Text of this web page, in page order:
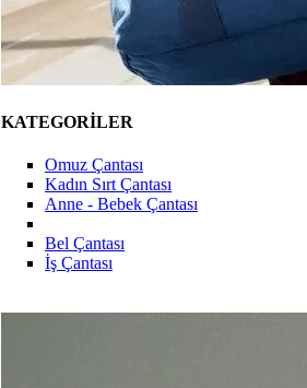
KATEGORİLER
Omuz Çantası
Kadın Sırt Çantası
Anne - Bebek Çantası
Bel Çantası
İş Çantası